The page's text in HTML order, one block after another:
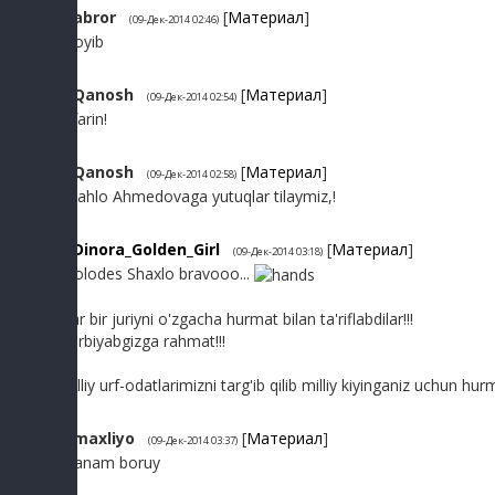
abror (09-Дек-2014 02:46) [Материал]
Ajoyib
Qanosh (09-Дек-2014 02:54) [Материал]
Ofarin!
Qanosh (09-Дек-2014 02:58) [Материал]
Shahlo Ahmedovaga yutuqlar tilaymiz,!
Dinora_Golden_Girl (09-Дек-2014 03:18) [Материал]
Molodes Shaxlo bravooo...
Har bir juriyni o'zgacha hurmat bilan ta'riflabdilar!!!
Tarbiyabgizga rahmat!!!
Milliy urf-odatlarimizni targ'ib qilib milliy kiyinganiz uchun
maxliyo (09-Дек-2014 03:37) [Материал]
manam boruy